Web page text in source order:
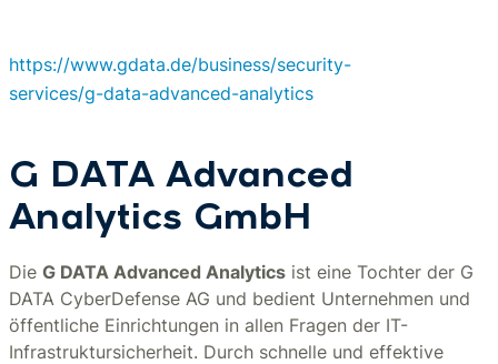
G DATA Advanced
Analytics GmbH
Die G DATA Advanced Analytics ist eine Tochter der G
DATA CyberDefense AG und bedient Unternehmen und
öffentliche Einrichtungen in allen Fragen der IT-
Infrastruktursicherheit. Durch schnelle und effektive
https://www.gdata.de/business/security-
services/g-data-advanced-analytics